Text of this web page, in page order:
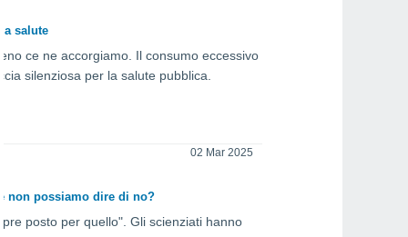
salute
ce ne accorgiamo. Il consumo eccessivo
silenziosa per la salute pubblica.
02 Mar 2025
non possiamo dire di no?
posto per quello". Gli scienziati hanno